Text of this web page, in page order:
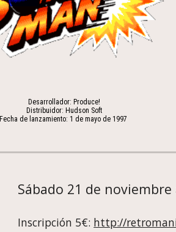
Desarrollador: Produce!
Distribuidor: Hudson Soft
Fecha de lanzamiento: 1 de mayo de 1997
Sábado 21 de noviembre
Inscripción 5€: http://